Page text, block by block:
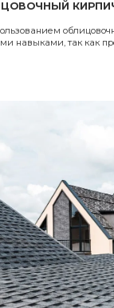
навыками, так как